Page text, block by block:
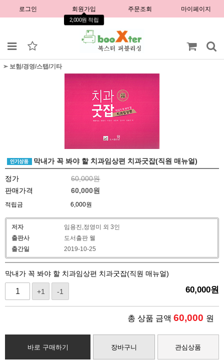
로그인 회원가입
2,000원 적립
주문조회 마이페이지
➣ 보험/경영/스탭/기타
막내가 꼭 봐야 할 치과임상편 치과굿잡(직원 매뉴얼)
정가
60,000원
판매가격
60,000원
적립금 6,000원
저자
임용진,정영미 외 3인
출판사
도서출판 웰
출간일
2019-10-25
막내가 꼭 봐야 할 치과임상편 치과굿잡(직원 매뉴얼)
+1 -1 60,000원
총 상품 금액 60,000 원
바로 구매하기 장바구니 관심상품